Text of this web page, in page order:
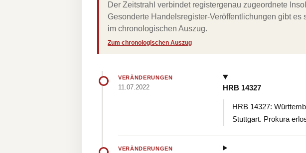
Der Zeitstrahl verbindet registergenau zugeordnete
Gesonderte Handelsregister-Veröffentlichungen gibt
im chronologischen Auszug.
Zum chronologischen Auszug
VERÄNDERUNGEN
11.07.2022 HRB 14327
HRB 14327:
Stuttgart. Prokura
VERÄNDERUNGEN